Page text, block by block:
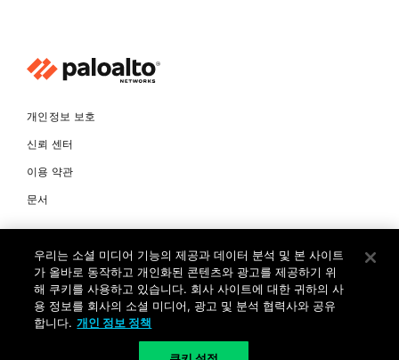
개인정보 보호
신뢰 센터
이용 약관
문서
Networks Korea, Ltd. All rights reserved. 여러 가지 상표에 대한
소유권은 각 소유자에게 있습니다. 사업자 등록번호: 120-87-72963.
대표자 : 제프리찰스트루 서울특별시 서초구 서초대로74길 4, 1층 (삼성
생명 서초타워) TEL: +82-2-568-4353
우리는 소셜 미디어 기능의 제공과 데이터 분석 및 본 사이트
가 올바로 동작하고 개인화된 콘텐츠와 광고를 제공하기 위
해 쿠키를 사용하고 있습니다. 회사 사이트에 대한 귀하의 사
용 정보를 회사의 소셜 미디어, 광고 및 분석 협력사와 공유
합니다. 개인 정보 정책